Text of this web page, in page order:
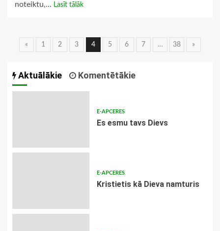
noteiktu,... Lasīt tālāk
Ziņu
« 1 2 3 4 5 6 7 … 38 »
Aktuālākie Komentētākie
E-APCERES
Es esmu tavs Dievs
E-APCERES
Kristietis kā Dieva namturis